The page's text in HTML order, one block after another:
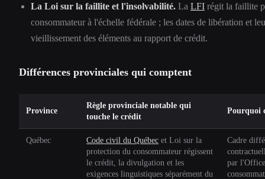
La Loi sur la faillite et l'insolvabilité. La LFI régit la faillite
consommateur à l'échelle fédérale ; les dates de libération et
vieillissement des éléments au rapport de crédit.
Différences provinciales qui comptent
Province
Règle provinciale notable qui
touche le crédit
Pourquoi
Québec Code civil du Québec et Loi sur la
protection du consommateur régissent
le crédit, la divulgation et les
exigences linguistiques séparément du
Cadre
par